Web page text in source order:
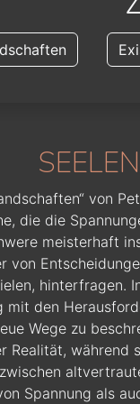
von
die die
meisterhaft
von
hinterfragen.
mit den
Wege zu
Realität, während
Spannung als